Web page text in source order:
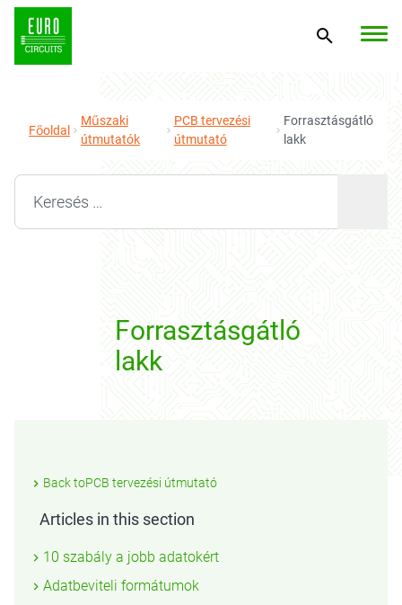
Főoldal
Műszaki
útmutatók
PCB tervezési
útmutató
Forrasztásgátló
lakk
Search for:
Forrasztásgátló
lakk
Back toPCB tervezési útmutató
Articles in this section
10 szabály a jobb adatokért
Adatbeviteli formátumok